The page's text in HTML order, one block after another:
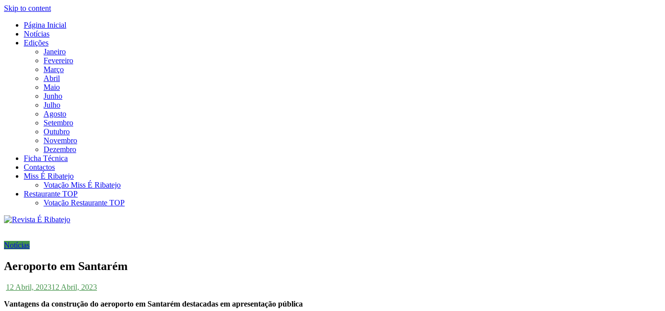
Skip to content
É Ribatejo – Revista Social Online
Revista Social Online
Página Inicial
Notícias
Edições
Janeiro
Fevereiro
Março
Abril
Maio
Junho
Julho
Agosto
Setembro
Outubro
Novembro
Dezembro
Ficha Técnica
Contactos
Miss É Ribatejo
Votação Miss É Ribatejo
Restaurante TOP
Votação Restaurante TOP
Notícias
Aeroporto em Santarém
12 Abril, 202312 Abril, 2023
Vantagens da construção do aeroporto em Santarém destacadas em apresentação pública